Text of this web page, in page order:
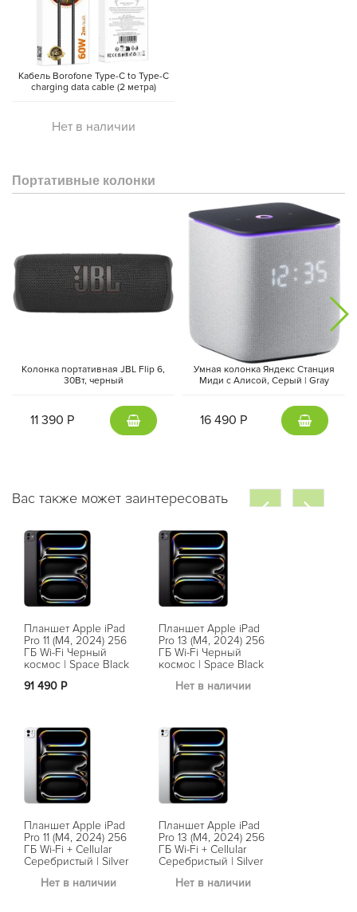
Кабель Borofone Type-C to Type-C
charging data cable (2 метра)
Нет в наличии
Портативные колонки
Колонка портативная JBL Flip 6,
30Вт, черный
11 390 Р
Умная колонка Яндекс Станция
Миди с Алисой, Cерый | Gray
16 490 Р
Вас также может заинтересовать
Планшет Apple iPad
Pro 11 (M4, 2024) 256
ГБ Wi-Fi Черный
космос | Space Black
91 490 Р
Планшет Apple iPad
Pro 11 (M4, 2024) 256
ГБ Wi-Fi + Cellular
Серебристый | Silver
Нет в наличии
Планшет Apple iPad
Pro 13 (M4, 2024) 256
ГБ Wi-Fi Черный
космос | Space Black
Нет в наличии
Планшет Apple iPad
Pro 13 (M4, 2024) 256
ГБ Wi-Fi + Cellular
Серебристый | Silver
Нет в наличии